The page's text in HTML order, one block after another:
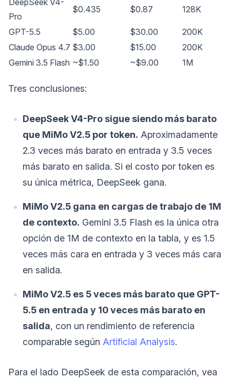
DeepSeek V4-
Pro
$0.435 $0.87 128K
GPT-5.5 $5.00 $30.00
200K
Claude Opus 4.7 $3.00 $15.00
200K
Gemini 3.5 Flash ~$1.50 ~$9.00 1M
Tres conclusiones:
DeepSeek V4-Pro sigue siendo más barato
que MiMo V2.5 por token. Aproximadamente
2.3 veces más barato en entrada y 3.5 veces
más barato en salida. Si el costo por token es
su única métrica, DeepSeek gana.
MiMo V2.5 gana en cargas de trabajo de 1M
de contexto. Gemini 3.5 Flash es la única otra
opción de 1M de contexto en la tabla, y es 1.5
veces más cara en entrada y 3 veces más cara
en salida.
MiMo V2.5 es 5 veces más barato que GPT-
5.5 en entrada y 10 veces más barato en
salida, con un rendimiento de referencia
comparable según Artificial Analysis.
Para el lado DeepSeek de esta comparación, vea